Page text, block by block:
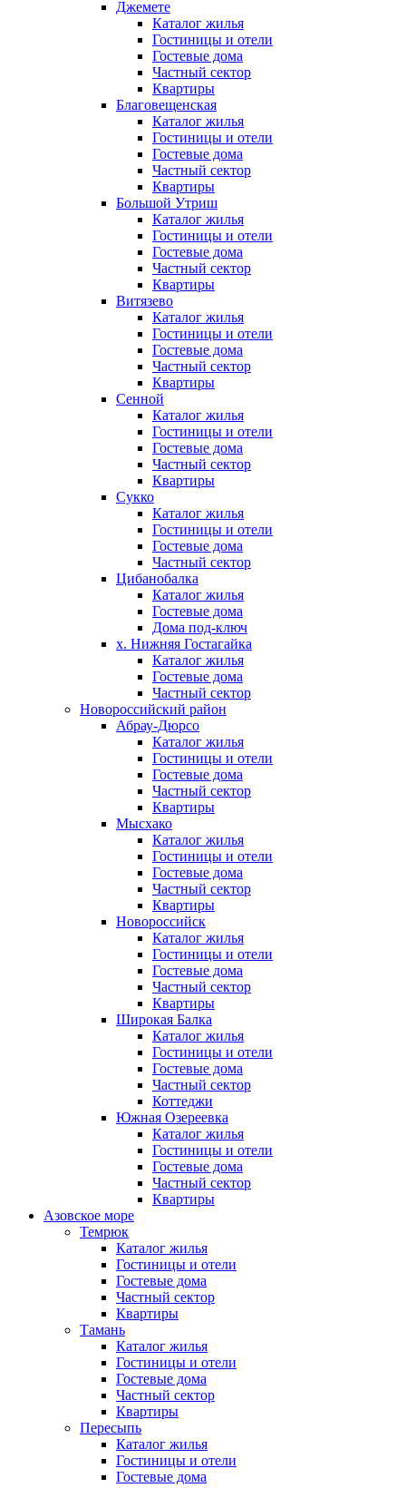
Джемете
Каталог жилья
Гостиницы и отели
Гостевые дома
Частный сектор
Квартиры
Благовещенская
Каталог жилья
Гостиницы и отели
Гостевые дома
Частный сектор
Квартиры
Большой Утриш
Каталог жилья
Гостиницы и отели
Гостевые дома
Частный сектор
Квартиры
Витязево
Каталог жилья
Гостиницы и отели
Гостевые дома
Частный сектор
Квартиры
Сенной
Каталог жилья
Гостиницы и отели
Гостевые дома
Частный сектор
Квартиры
Сукко
Каталог жилья
Гостиницы и отели
Гостевые дома
Частный сектор
Цибанобалка
Каталог жилья
Гостевые дома
Дома под-ключ
х. Нижняя Гостагайка
Каталог жилья
Гостевые дома
Частный сектор
Новороссийский район
Абрау-Дюрсо
Каталог жилья
Гостиницы и отели
Гостевые дома
Частный сектор
Квартиры
Мысхако
Каталог жилья
Гостиницы и отели
Гостевые дома
Частный сектор
Квартиры
Новороссийск
Каталог жилья
Гостиницы и отели
Гостевые дома
Частный сектор
Квартиры
Широкая Балка
Каталог жилья
Гостиницы и отели
Гостевые дома
Частный сектор
Коттеджи
Южная Озереевка
Каталог жилья
Гостиницы и отели
Гостевые дома
Частный сектор
Квартиры
Азовское море
Темрюк
Каталог жилья
Гостиницы и отели
Гостевые дома
Частный сектор
Квартиры
Тамань
Каталог жилья
Гостиницы и отели
Гостевые дома
Частный сектор
Квартиры
Пересыпь
Каталог жилья
Гостиницы и отели
Гостевые дома